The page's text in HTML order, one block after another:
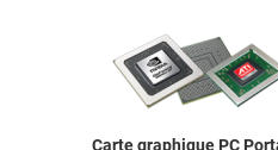
Carte graphique PC